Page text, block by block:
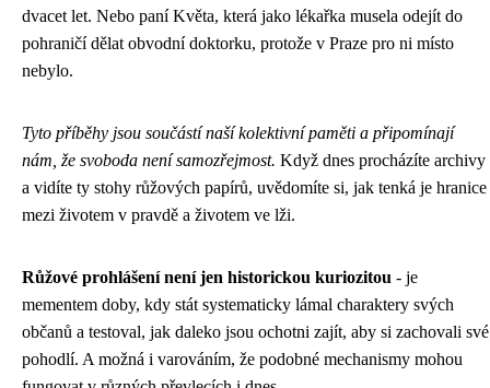
dvacet let. Nebo paní Květa, která jako lékařka musela odejít do
pohraničí dělat obvodní doktorku, protože v Praze pro ni místo
nebylo.
Tyto příběhy jsou součástí naší kolektivní paměti a připomínají
nám, že svoboda není samozřejmost. Když dnes procházíte archivy
a vidíte ty stohy růžových papírů, uvědomíte si, jak tenká je hranice
mezi životem v pravdě a životem ve lži.
Růžové prohlášení není jen historickou kuriozitou - je
mementem doby, kdy stát systematicky lámal charaktery svých
občanů a testoval, jak daleko jsou ochotni zajít, aby si zachovali své
pohodlí. A možná i varováním, že podobné mechanismy mohou